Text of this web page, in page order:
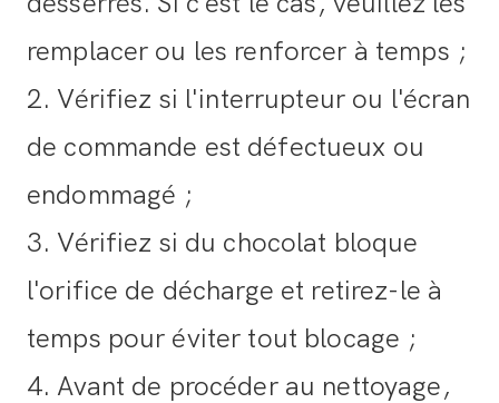
remplacer ou les renforcer à temps ;
2. Vérifiez si l'interrupteur ou l'écran
de commande est défectueux ou
endommagé ;
3. Vérifiez si du chocolat bloque
l'orifice de décharge et retirez-le à
temps pour éviter tout blocage ;
4. Avant de procéder au nettoyage,